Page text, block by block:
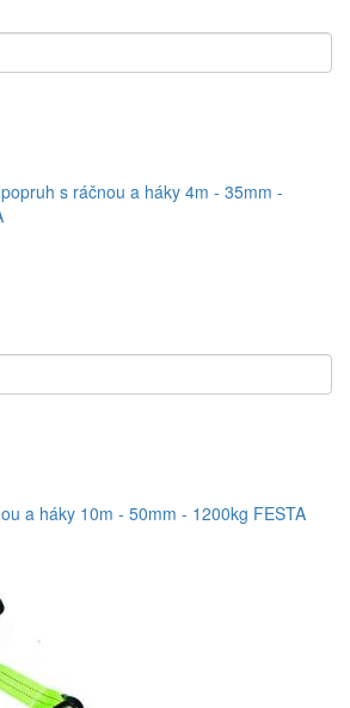
s ráčnou a háky 4m - 35mm -
a háky 10m - 50mm - 1200kg FESTA